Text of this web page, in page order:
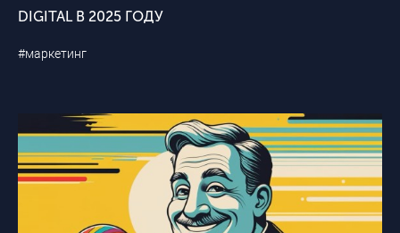
DIGITAL В 2025 ГОДУ
#маркетинг